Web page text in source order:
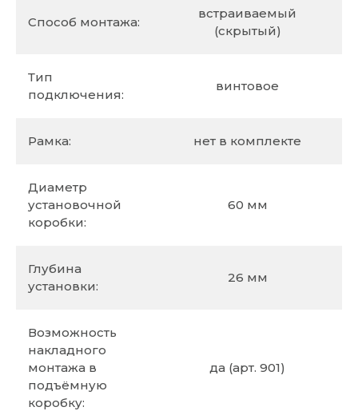
Способ монтажа:
встраиваемый
(скрытый)
Тип
подключения:
винтовое
Рамка: нет в комплекте
Диаметр
установочной
коробки:
60 мм
Глубина
установки:
26 мм
Возможность
накладного
монтажа в
подъёмную
коробку:
да (арт. 901)